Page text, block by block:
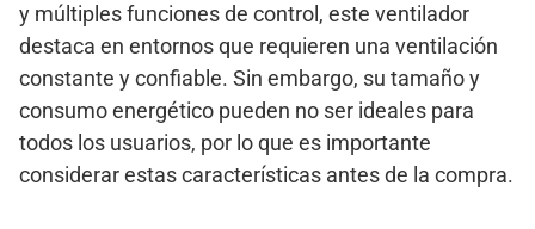
y múltiples funciones de control, este ventilador
destaca en entornos que requieren una ventilación
constante y confiable. Sin embargo, su tamaño y
consumo energético pueden no ser ideales para
todos los usuarios, por lo que es importante
considerar estas características antes de la compra.